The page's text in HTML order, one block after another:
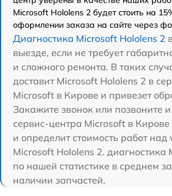
Microsoft Hololens 2 будет стоить на
оформлении заказа на сайте через
Диагностика Microsoft Hololens 2
выезде, если не требует
и сложного ремонта. В таких
доставит Microsoft Hololens 2 в
Microsoft в Кирове и привезет
Закажите звонок или позвоните
сервис-центра Microsoft в Кирове
и определит стоимость работ над
Microsoft Hololens 2. диагностика
по нашей статистике в среднем
наличии запчастей.